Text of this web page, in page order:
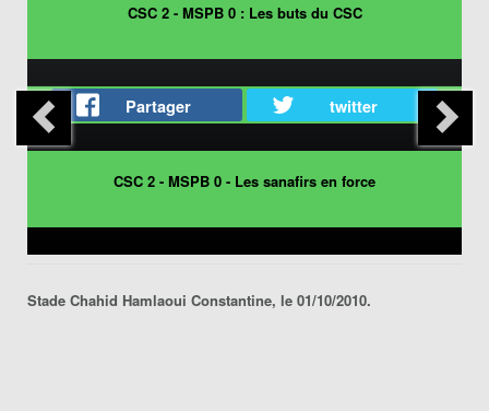
CSC 2 - MSPB 0 : Les buts du CSC
Partager twitter
CSC 2 - MSPB 0 - Les sanafirs en force
Stade Chahid Hamlaoui Constantine, le 01/10/2010.